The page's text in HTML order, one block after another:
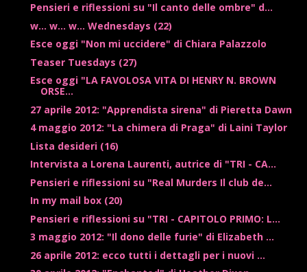
Pensieri e riflessioni su "Il canto delle ombre" d...
w... w... w... Wednesdays (22)
Esce oggi "Non mi uccidere" di Chiara Palazzolo
Teaser Tuesdays (27)
Esce oggi "LA FAVOLOSA VITA DI HENRY N. BROWN
ORSE...
27 aprile 2012: "Apprendista sirena" di Pieretta Dawn
4 maggio 2012: "La chimera di Praga" di Laini Taylor
Lista desideri (16)
Intervista a Lorena Laurenti, autrice di "TRI - CA...
Pensieri e riflessioni su "Real Murders Il club de...
In my mail box (20)
Pensieri e riflessioni su "TRI - CAPITOLO PRIMO: L...
3 maggio 2012: "Il dono delle furie" di Elizabeth ...
26 aprile 2012: ecco tutti i dettagli per i nuovi ...